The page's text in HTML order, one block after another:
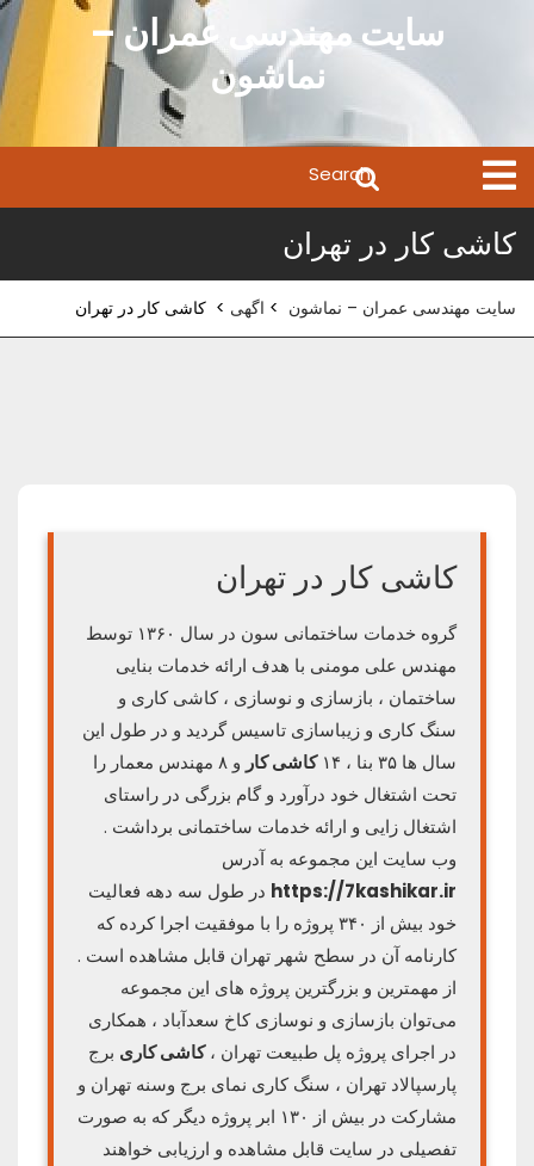
سایت مهندسی عمران –
نماشون
Open
Menu
for:
کاشی کار در تهران
سایت مهندسی عمران – نماشون > اگهی > کاشی کار در تهران
کاشی کار در تهران
گروه خدمات ساختمانی سون در سال ۱۳۶۰ توسط
مهندس علی مومنی با هدف ارائه خدمات بنایی
ساختمان ، بازسازی و نوسازی ، کاشی کاری و
سنگ کاری و زیباسازی تاسیس گردید و در طول این
سال ها ۳۵ بنا ، ۱۴
کاشی کار
و ۸ مهندس معمار را
تحت اشتغال خود درآورد و گام بزرگی در راستای
اشتغال زایی و ارائه خدمات ساختمانی برداشت .
وب سایت این مجموعه به آدرس
https://7kashikar.ir در طول سه دهه فعالیت
خود بیش از ۳۴۰ پروژه را با موفقیت اجرا کرده که
کارنامه آن در سطح شهر تهران قابل مشاهده است .
از مهمترین و بزرگترین پروژه های این مجموعه
می‌توان بازسازی و نوسازی کاخ سعدآباد ، همکاری
در اجرای پروژه پل طبیعت تهران ،کاشی کاری برج
پارسپالاد تهران ، سنگ کاری نمای برج وسنه تهران و
مشارکت در بیش از ۱۳۰ ابر پروژه دیگر که به صورت
تفصیلی در سایت قابل مشاهده و ارزیابی خواهند